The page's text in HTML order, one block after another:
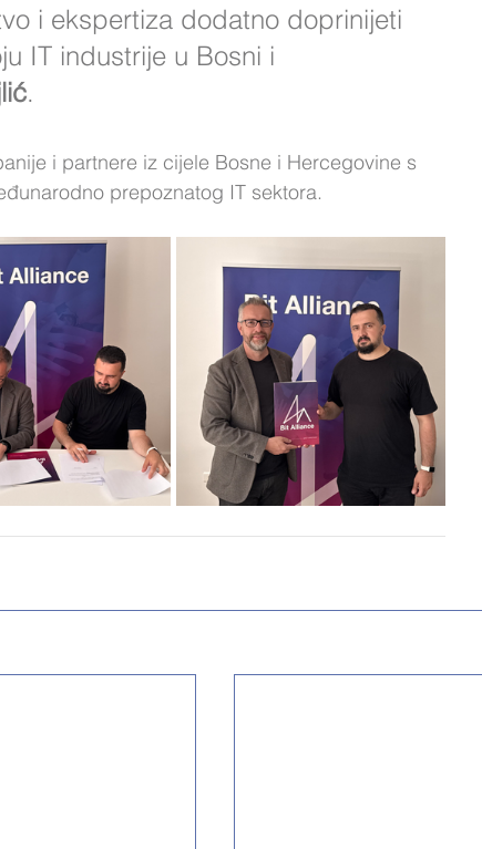
i ekspertiza dodatno doprinijeti
IT industrije u Bosni i
.
i partnere iz cijele Bosne i Hercegovine s
prepoznatog IT sektora.